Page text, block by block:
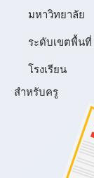
มหาวิทยาลัย
ระดับเขตพื้นที่
โรงเรียน
สำหรับครู